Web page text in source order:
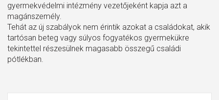
gyermekvédelmi intézmény vezetőjeként kapja azt a
magánszemély.
Tehát az új szabályok nem érintik azokat a családokat, akik
tartósan beteg vagy súlyos fogyatékos gyermekükre
tekintettel részesülnek magasabb összegű családi
pótlékban.